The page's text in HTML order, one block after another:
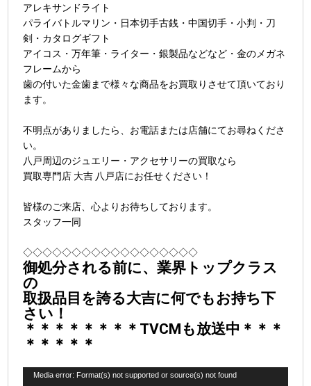
アレキサンドライト
パライバトルマリン・日本切手古銭・中国切手・小判・刀
剣・カタログギフト
アイコス・万年筆・ライター・銀製品などなど・金のメガネ
フレームから
歯の付いた金歯まで様々な商品をお買取りさせて頂いており
ます。
不明点がありましたら、お電話または店舗にてお尋ねくださ
い。
八戸周辺のジュエリー・アクセサリーの買取なら
買取専門店 大吉 八戸店にお任せください！
皆様のご来店、心よりお待ちしております。
スタッフ一同
◇◇◇◇◇◇◇◇◇◇◇◇◇◇◇◇◇◇
御処分される前に、業界トップクラス
の
取扱品目を誇る大吉に何でもお持ち下
さい！
＊＊＊＊＊＊＊＊ TVCMも放送中 ＊＊＊
＊＊＊＊＊
Media error: Format(s) not supported or source(s) not found